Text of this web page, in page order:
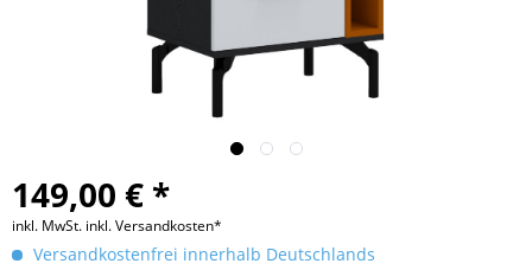
149,00 € *
inkl. MwSt. inkl. Versandkosten*
Versandkostenfrei innerhalb Deutschlands